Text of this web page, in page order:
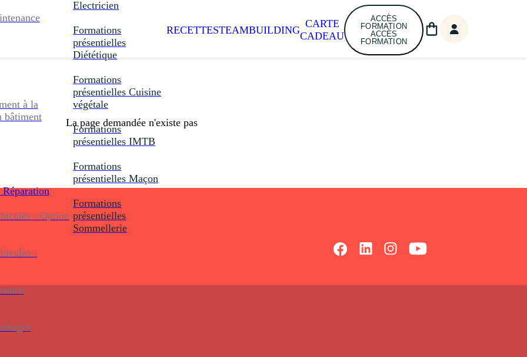
à la
bâtiment
- Option
-
Electricien
Formations
présentielles
Diététique
Formations
présentielles Cuisine
végétale
Formations
présentielles IMTB
Formations
présentielles Maçon
Formations
présentielles
Sommellerie
RECETTESTEAMBUILDING
CARTE
CADEAU
ACCÈS
FORMATION
ACCÈS
FORMATION
La page demandée n'existe pas